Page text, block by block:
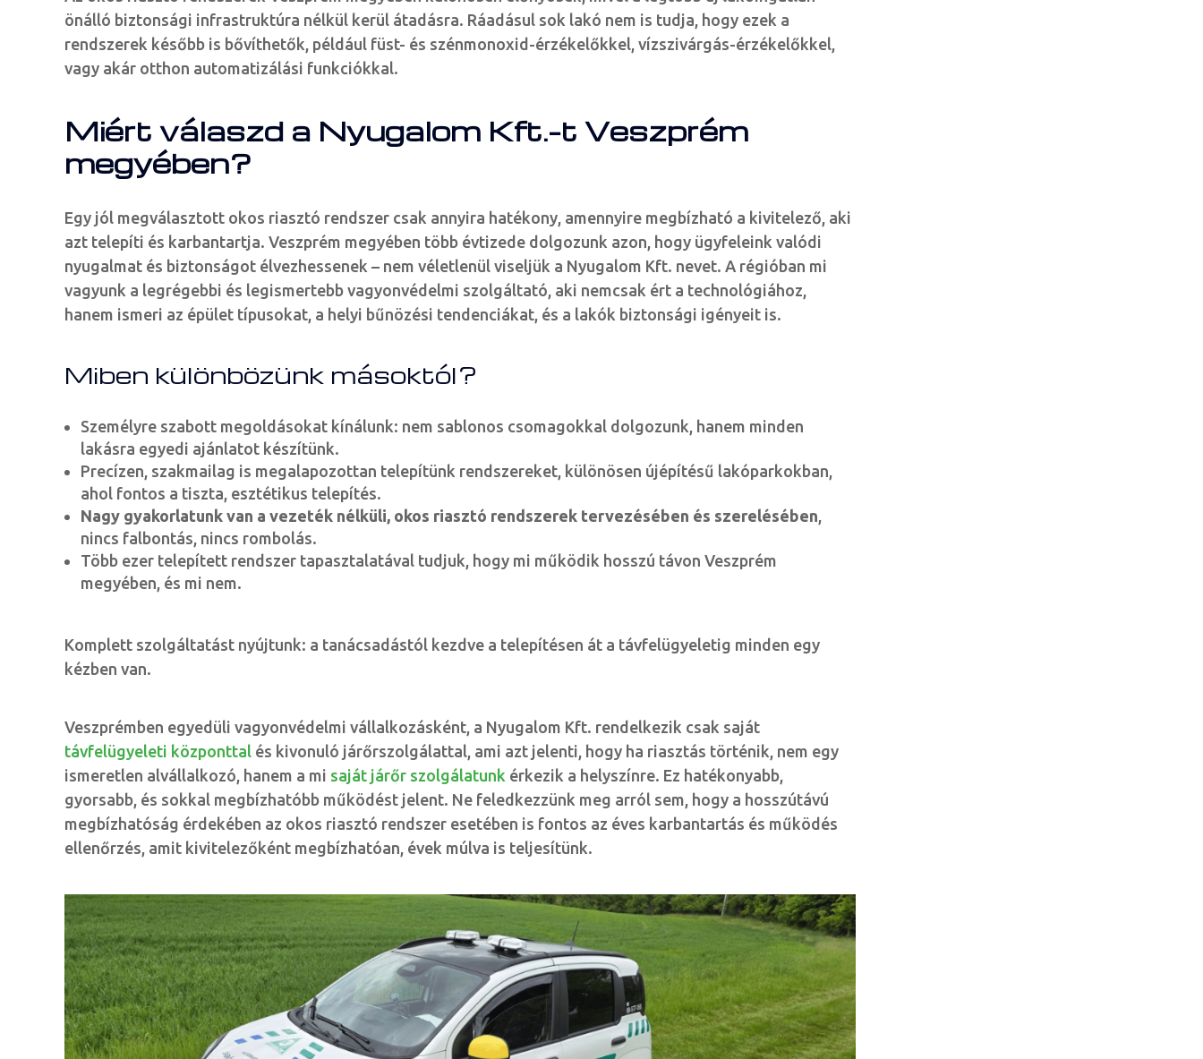
önálló biztonsági infrastruktúra nélkül kerül átadásra. Ráadásul sok lakó nem is tudja, hogy ezek a
rendszerek később is bővíthetők, például füst- és szénmonoxid-érzékelőkkel, vízszivárgás-érzékelőkkel,
vagy akár otthon automatizálási funkciókkal.
Miért válaszd a Nyugalom Kft.-t Veszprém
megyében?
Egy jól megválasztott okos riasztó rendszer csak annyira hatékony, amennyire megbízható a kivitelező, aki
azt telepíti és karbantartja. Veszprém megyében több évtizede dolgozunk azon, hogy ügyfeleink valódi
nyugalmat és biztonságot élvezhessenek – nem véletlenül viseljük a Nyugalom Kft. nevet. A régióban mi
vagyunk a legrégebbi és legismertebb vagyonvédelmi szolgáltató, aki nemcsak ért a technológiához,
hanem ismeri az épület típusokat, a helyi bűnözési tendenciákat, és a lakók biztonsági igényeit is.
Miben különbözünk másoktól?
Személyre szabott megoldásokat kínálunk: nem sablonos csomagokkal dolgozunk, hanem minden
lakásra egyedi ajánlatot készítünk.
Precízen, szakmailag is megalapozottan telepítünk rendszereket, különösen újépítésű lakóparkokban,
ahol fontos a tiszta, esztétikus telepítés.
Nagy gyakorlatunk van a vezeték nélküli, okos riasztó rendszerek tervezésében és szerelésében
nincs falbontás, nincs rombolás.
Több ezer telepített rendszer tapasztalatával tudjuk, hogy mi működik hosszú távon Veszprém
megyében, és mi nem.
Komplett szolgáltatást nyújtunk: a tanácsadástól kezdve a telepítésen át a távfelügyeletig minden egy
kézben van.
Veszprémben egyedüli vagyonvédelmi vállalkozásként, a Nyugalom Kft. rendelkezik csak saját
távfelügyeleti központtal és kivonuló járőrszolgálattal, ami azt jelenti, hogy ha riasztás történik, nem egy
ismeretlen alvállalkozó, hanem a mi saját járőr szolgálatunk érkezik a helyszínre. Ez hatékonyabb,
gyorsabb, és sokkal megbízhatóbb működést jelent. Ne feledkezzünk meg arról sem, hogy a hosszútávú
megbízhatóság érdekében az okos riasztó rendszer esetében is fontos az éves karbantartás és működés
ellenőrzés, amit kivitelezőként megbízhatóan, évek múlva is teljesítünk.